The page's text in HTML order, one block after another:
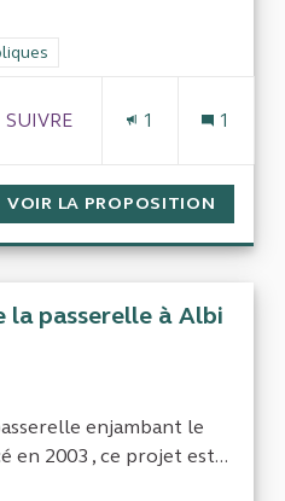
: Économie & finances
3 ABONNÉS
SUIVRE 1 1
VOIR LA PROPOSITION
la passerelle à Albi
enjambant le
en 2003 , ce projet est...
: CRC Occitanie